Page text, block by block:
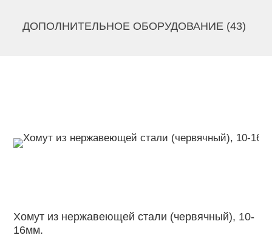
ДОПОЛНИТЕЛЬНОЕ ОБОРУДОВАНИЕ (43)
Хомут из нержавеющей стали (червячный), 10-
16мм.